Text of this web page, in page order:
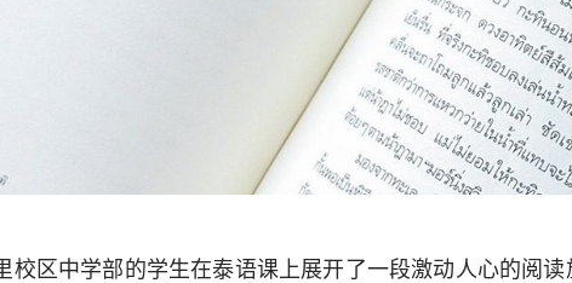
校区中学部的学生在泰语课上展开了一段激动人心的阅